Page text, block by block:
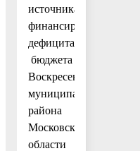
источникам
финансирования
дефицита
бюджета
Воскресенского
муниципального
района
Московской
области